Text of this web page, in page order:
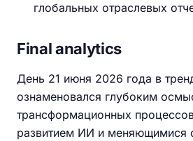
глобальных отраслевых
Final analytics
День 21 июня 2026 года в
ознаменовался глубоким
трансформационных
развитием ИИ и меняющимися